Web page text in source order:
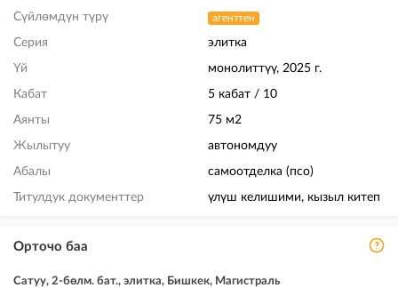
Сүйлөмдүн түрү агенттен
Серия элитка
Үй монолиттүү, 2025 г.
Кабат 5 кабат / 10
Аянты 75 м2
Жылытуу автономдуу
Абалы самоотделка (псо)
Титулдук документтер үлүш келишими, кызыл китеп
Орточо баа
Сатуу, 2-бөлм. бат., элитка, Бишкек, Магистраль